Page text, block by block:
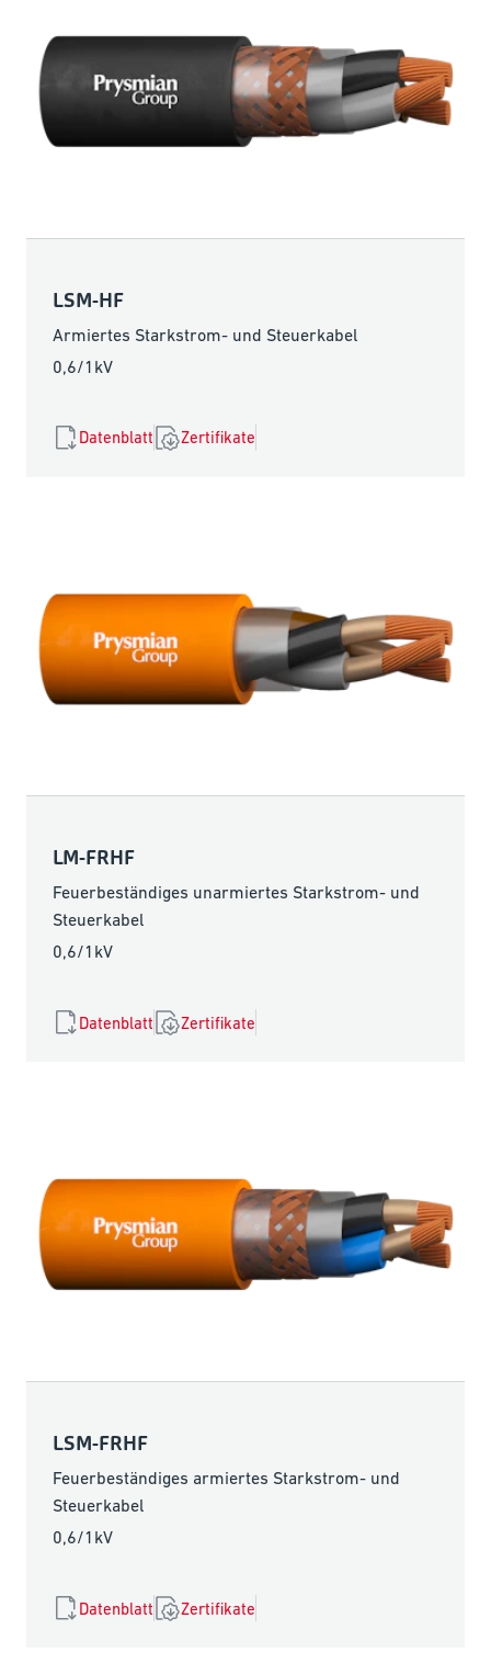
LSM-HF
Armiertes Starkstrom- und Steuerkabel
0,6/1kV
Datenblatt Zertifikate
LM-FRHF
Feuerbeständiges unarmiertes Starkstrom- und
Steuerkabel
0,6/1kV
Datenblatt Zertifikate
LSM-FRHF
Feuerbeständiges armiertes Starkstrom- und
Steuerkabel
0,6/1kV
Datenblatt Zertifikate